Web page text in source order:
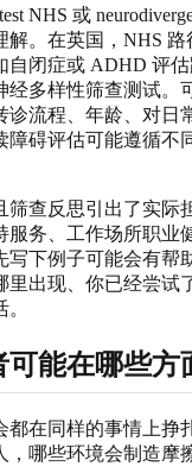
NHS 或
解。在英国，NHS
自闭症或 ADHD 评
经多样性筛查测试。
诊流程、年龄、对日
障碍评估可能遵循不
筛查反思引出了实际
服务、工作场所职业
下例子可能会有帮
里出现、你已经尝试
可能在哪些方
在同样的事情上挣
，哪些环境会制造摩